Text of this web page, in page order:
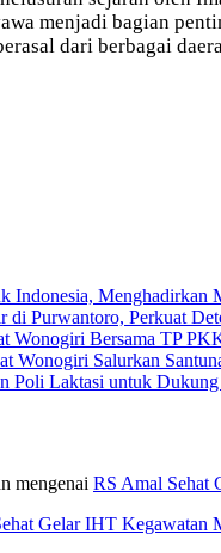
menjadi bagian
dari berbagai
Menghadirkan
di Purwantoro, Perkuat
Wonogiri Bersama TP
Wonogiri Salurkan
Poli Laktasi untuk
mengenai RS Amal Sehat
Gelar IHT Kegawatan